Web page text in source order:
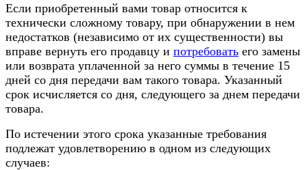
Если приобретенный вами товар относится к
технически сложному товару, при обнаружении в нем
недостатков (независимо от их существенности) вы
вправе вернуть его продавцу и потребовать его замены
или возврата уплаченной за него суммы в течение 15
дней со дня передачи вам такого товара. Указанный
срок исчисляется со дня, следующего за днем передачи
товара.
По истечении этого срока указанные требования
подлежат удовлетворению в одном из следующих
случаев: